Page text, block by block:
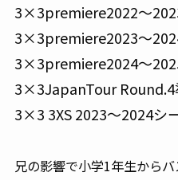
3×3premiere2022～
3×3premiere2023～
3×3premiere2024～
3×3JapanTour Round.4
3×3 3XS 2023～2024シ
兄の影響で小学1年生から